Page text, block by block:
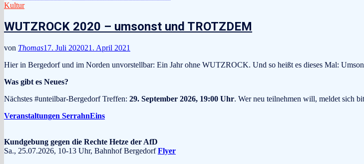
Kultur
WUTZROCK 2020 – umsonst und TROTZDEM
von Thomas17. Juli 202021. April 2021
Hier in Bergedorf und im Norden unvorstellbar: Ein Jahr ohne WUTZROCK. Und so heißt es dieses Mal:
Was gibt es Neues?
Nächstes #unteilbar-Bergedorf Treffen: 29. September 2026, 19:00 Uhr. Wer neu teilnehmen will, meldet sich
Veranstaltungen SerrahnEins
Kundgebung gegen die Rechte Hetze der AfD
Sa., 25.07.2026, 10-13 Uhr, Bahnhof BergedorfFlyer